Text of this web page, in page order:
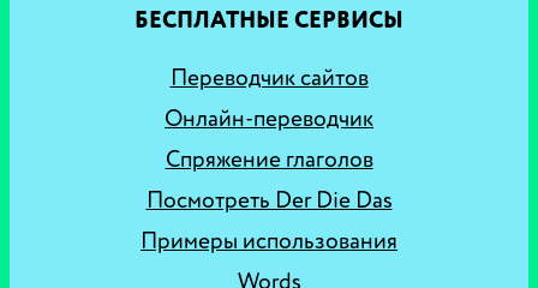
БЕСПЛАТНЫЕ СЕРВИСЫ
Переводчик сайтов
Онлайн-переводчик
Спряжение глаголов
Посмотреть Der Die Das
Примеры использования
Words